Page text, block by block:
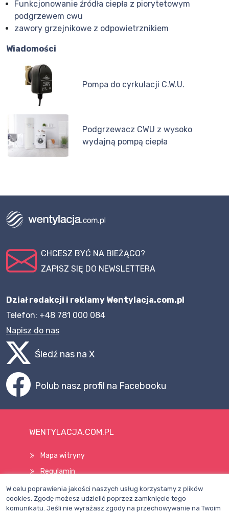
Funkcjonowanie źródła ciepła z piorytetowym
podgrzewem cwu
zawory grzejnikowe z odpowietrznikiem
Wiadomości
Pompa do cyrkulacji C.W.U.
Podgrzewacz CWU z wysoko
wydajną pompą ciepła
CHCESZ BYĆ NA BIEŻĄCO?
ZAPISZ SIĘ DO NEWSLETTERA
Dział redakcji i reklamy Wentylacja.com.pl
Telefon: +48 781 000 084
Napisz do nas
Śledź nas na X
Polub nasz profil na Facebooku
WENTYLACJA.COM.PL
Mapa witryny
Regulamin
Polityka Prywatności
Pomoc
W celu poprawienia jakości naszych usług korzystamy z plików
cookies. Zgodę możesz udzielić poprzez zamknięcie tego
komunikatu. Jeśli nie wyrażasz zgody na przechowywanie na Twoim